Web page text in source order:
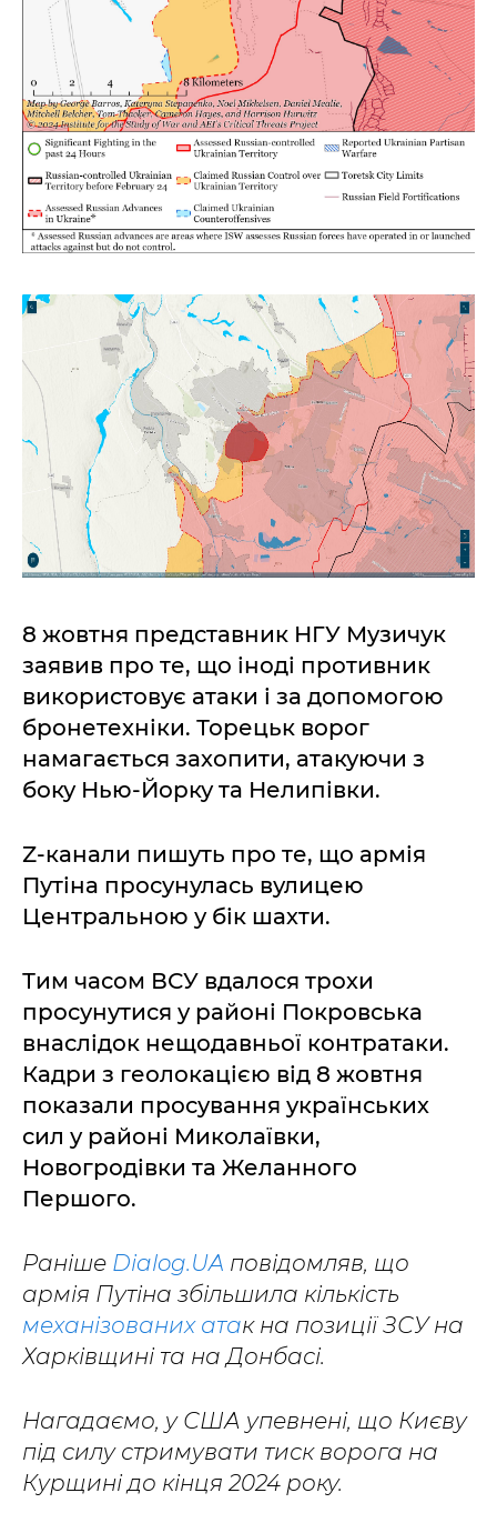
8 жовтня представник НГУ Музичук
заявив про те, що іноді противник
використовує атаки і за допомогою
бронетехніки. Торецьк ворог
намагається захопити, атакуючи з
боку Нью-Йорку та Нелипівки.
Z-канали пишуть про те, що армія
Путіна просунулась вулицею
Центральною у бік шахти.
Тим часом ВСУ вдалося трохи
просунутися у районі Покровська
внаслідок нещодавньої контратаки.
Кадри з геолокацією від 8 жовтня
показали просування українських
сил у районі Миколаївки,
Новогродівки та Желанного
Першого.
Раніше Dialog.UA повідомляв, що
армія Путіна збільшила кількість
механізованих атак на позиції ЗСУ на
Харківщині та на Донбасі.
Нагадаємо, у США упевнені, що Києву
під силу стримувати тиск ворога на
Курщині до кінця 2024 року.